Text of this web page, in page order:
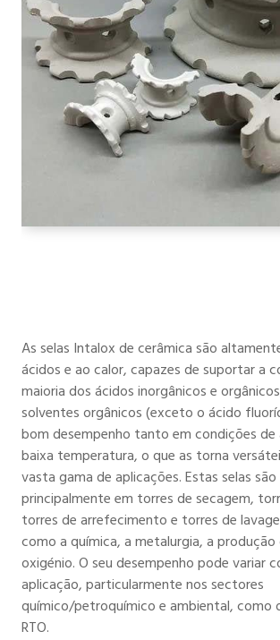
As selas Intalox de cerâmica são
ácidos e ao calor, capazes de suportar a
maioria dos ácidos inorgânicos e
solventes orgânicos (exceto o ácido
bom desempenho tanto em condições
baixa temperatura, o que as torna
vasta gama de aplicações. Estas selas
principalmente em torres de secagem,
torres de arrefecimento e torres de
como a química, a metalurgia, a produção
oxigénio. O seu desempenho pode variar
aplicação, particularmente nos sectores
químico/petroquímico e ambiental, como
RTO.